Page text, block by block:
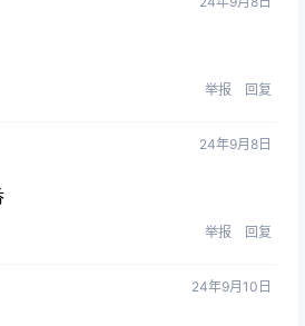
举报 回复
24年9月8日
举报 回复
24年9月10日